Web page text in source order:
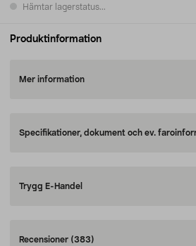
Hämtar lagerstatus...
Produktinformation
Mer information
Specifikationer, dokument och ev.
Trygg E-Handel
Recensioner (383)